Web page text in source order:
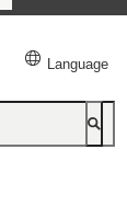
Language
団